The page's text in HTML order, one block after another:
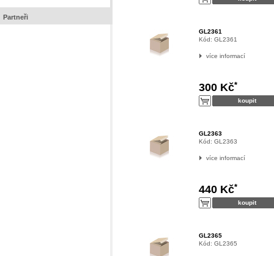
Partneři
GL2361
Kód: GL2361
více informací
300 Kč*
GL2363
Kód: GL2363
více informací
440 Kč*
GL2365
Kód: GL2365